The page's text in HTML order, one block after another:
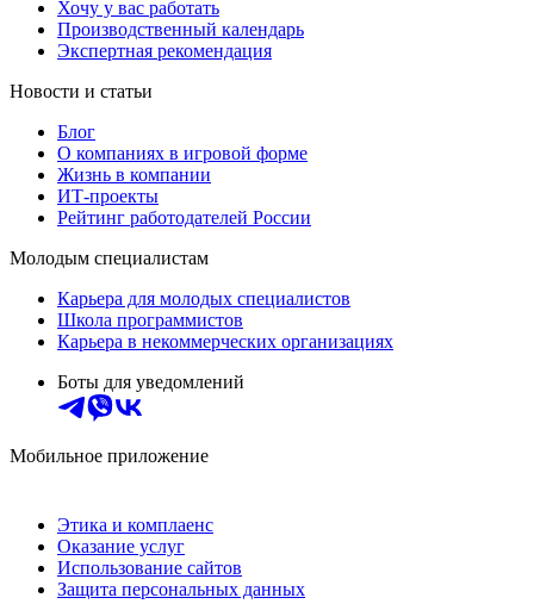
Хочу у вас работать
Производственный календарь
Экспертная рекомендация
Новости и статьи
Блог
О компаниях в игровой форме
Жизнь в компании
ИТ-проекты
Рейтинг работодателей России
Молодым специалистам
Карьера для молодых специалистов
Школа программистов
Карьера в некоммерческих организациях
Боты для уведомлений
Мобильное приложение
Этика и комплаенс
Оказание услуг
Использование сайтов
Защита персональных данных